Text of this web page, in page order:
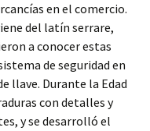
en el comercio.
del latín serrare,
a conocer estas
de seguridad en
llave. Durante la Edad
con detalles y
y se desarrolló el